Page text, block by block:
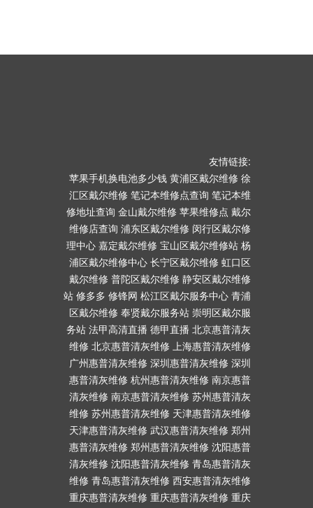
友情链接:
苹果手机换电池多少钱 黄浦区戴尔维修 徐
汇区戴尔维修 笔记本维修点查询 笔记本维
修地址查询 金山戴尔维修 苹果维修点 戴尔
维修店查询 浦东区戴尔维修 闵行区戴尔修
理中心 嘉定戴尔维修 宝山区戴尔维修站 杨
浦区戴尔维修中心 长宁区戴尔维修 虹口区
戴尔维修 普陀区戴尔维修 静安区戴尔维修
站 修多多 修锋网 松江区戴尔服务中心 青浦
区戴尔维修 奉贤戴尔服务站 崇明区戴尔服
务站 法甲高清直播 德甲直播 北京惠普清灰
维修 北京惠普清灰维修 上海惠普清灰维修
广州惠普清灰维修 深圳惠普清灰维修 深圳
惠普清灰维修 杭州惠普清灰维修 南京惠普
清灰维修 南京惠普清灰维修 苏州惠普清灰
维修 苏州惠普清灰维修 天津惠普清灰维修
天津惠普清灰维修 武汉惠普清灰维修 郑州
惠普清灰维修 郑州惠普清灰维修 沈阳惠普
清灰维修 沈阳惠普清灰维修 青岛惠普清灰
维修 青岛惠普清灰维修 西安惠普清灰维修
重庆惠普清灰维修 重庆惠普清灰维修 重庆